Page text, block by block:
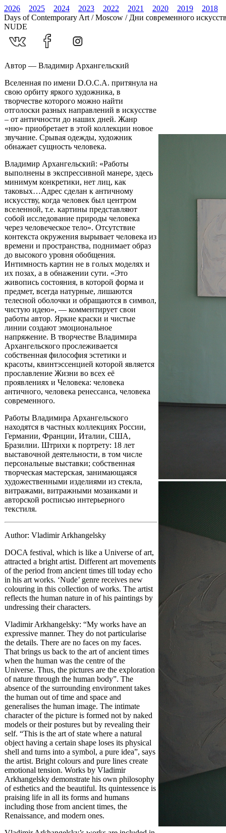
2026 2025 2024 2023 2022 2021 2020 2019
2018
Days of Contemporary Art / Moscow / Дни современного
NUDE
Автор — Владимир Архангельский
Вселенная по имени D.O.C.A. притянула на
свою орбиту яркого художника, в
творчестве которого можно найти
отголоски разных направлений в искусстве
– от античности до наших дней. Жанр
«ню» приобретает в этой коллекции новое
звучание. Срывая одежды, художник
обнажает сущность человека.
Владимир Архангельский: «Работы
выполнены в экспрессивной манере, здесь
минимум конкретики, нет лиц, как
таковых…Адрес сделан к античному
искусству, когда человек был центром
вселенной, т.е. картины представляют
собой исследование природы человека
через человеческое тело». Отсутствие
контекста окружения вырывает человека из
времени и пространства, поднимает образ
до высокого уровня обобщения.
Интимность картин не в голых моделях и
их позах, а в обнажении сути. «Это
живопись состояния, в которой форма и
предмет, всегда натурные, лишаются
телесной оболочки и обращаются в символ,
чистую идею», — комментирует свои
работы автор. Яркие краски и чистые
линии создают эмоциональное
напряжение. В творчестве Владимира
Архангельского прослеживается
собственная философия эстетики и
красоты, квинтэссенцией которой является
прославление Жизни во всех её
проявлениях и Человека: человека
античного, человека ренессанса, человека
современного.
Работы Владимира Архангельского
находятся в частных коллекциях России,
Германии, Франции, Италии, США,
Бразилии. Штрихи к портрету: 18 лет
выставочной деятельности, в том числе
персональные выставки; собственная
творческая мастерская, занимающаяся
художественными изделиями из стекла,
витражами, витражными мозаиками и
авторской росписью интерьерного
текстиля.
Author: Vladimir Arkhangelsky
DOCA festival, which is like a Universe of art,
attracted a bright artist. Different art movements
of the period from ancient times till today echo
in his art works. ‘Nude’ genre receives new
colouring in this collection of works. The artist
reflects the human nature in of his paintings by
undressing their characters.
Vladimir Arkhangelsky: “My works have an
expressive manner. They do not particularise
the details. There are no faces on my faces.
That brings us back to the art of ancient times
when the human was the centre of the
Universe. Thus, the pictures are the exploration
of nature through the human body”. The
absence of the surrounding environment takes
the human out of time and space and
generalises the human image. The intimate
character of the picture is formed not by naked
models or their postures but by revealing their
self. “This is the art of state where a natural
object having a certain shape loses its physical
shell and turns into a symbol, a pure idea”, says
the artist. Bright colours and pure lines create
emotional tension. Works by Vladimir
Arkhangelsky demonstrate his own philosophy
of esthetics and the beautiful. Its quintessence is
praising life in all its forms and humans
including those from ancient times, the
Renaissance, and modern ones.